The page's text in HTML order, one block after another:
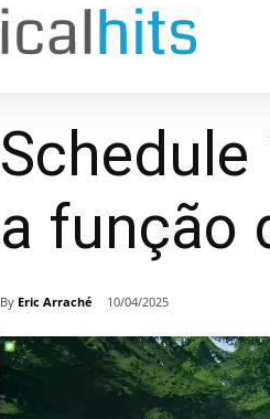
a função
By Eric Arraché 10/04/2025